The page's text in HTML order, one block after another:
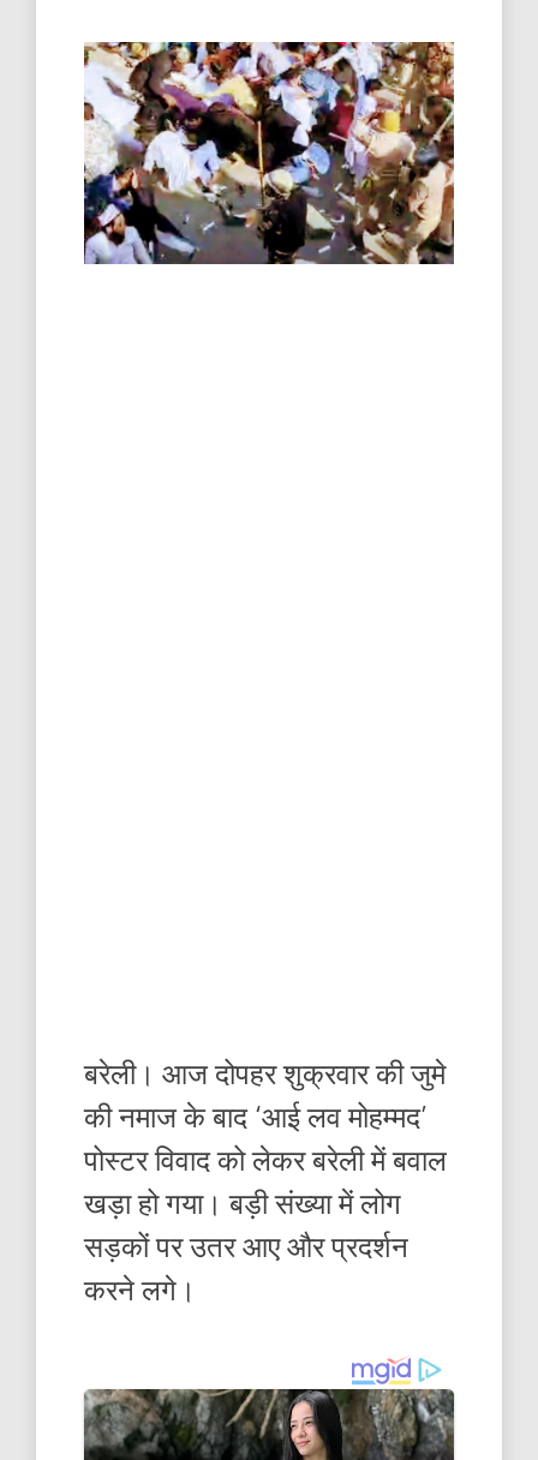
बरेली। आज दोपहर शुक्रवार की जुमे
की नमाज के बाद ‘आई लव मोहम्मद’
पोस्टर विवाद को लेकर बरेली में बवाल
खड़ा हो गया। बड़ी संख्या में लोग
सड़कों पर उतर आए और प्रदर्शन
करने लगे।